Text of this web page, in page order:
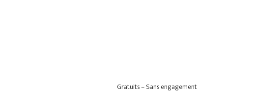
Gratuits – Sans engagement